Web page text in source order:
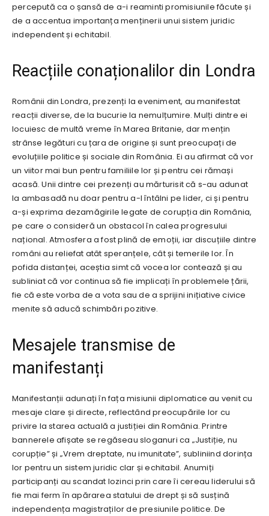
percepută ca o șansă de a-i reaminti promisiunile făcute și
de a accentua importanța menținerii unui sistem juridic
independent și echitabil.
Reacțiile conaționalilor din Londra
Românii din Londra, prezenți la eveniment, au manifestat
reacții diverse, de la bucurie la nemulțumire. Mulți dintre ei
locuiesc de multă vreme în Marea Britanie, dar mențin
strânse legături cu țara de origine și sunt preocupați de
evoluțiile politice și sociale din România. Ei au afirmat că vor
un viitor mai bun pentru familiile lor și pentru cei rămași
acasă. Unii dintre cei prezenți au mărturisit că s-au adunat
la ambasadă nu doar pentru a-l întâlni pe lider, ci și pentru
a-și exprima dezamăgirile legate de corupția din România,
pe care o consideră un obstacol în calea progresului
național. Atmosfera a fost plină de emoții, iar discuțiile dintre
români au reliefat atât speranțele, cât și temerile lor. În
pofida distanței, aceștia simt că vocea lor contează și au
subliniat că vor continua să fie implicați în problemele țării,
fie că este vorba de a vota sau de a sprijini inițiative civice
menite să aducă schimbări pozitive.
Mesajele transmise de
manifestanți
Manifestanții adunați în fața misiunii diplomatice au venit cu
mesaje clare și directe, reflectând preocupările lor cu
privire la starea actuală a justiției din România. Printre
bannerele afișate se regăseau sloganuri ca „Justiție, nu
corupție” și „Vrem dreptate, nu imunitate”, subliniind dorința
lor pentru un sistem juridic clar și echitabil. Anumiți
participanți au scandat lozinci prin care îi cereau liderului să
fie mai ferm în apărarea statului de drept și să susțină
independența magistraților de presiunile politice. De